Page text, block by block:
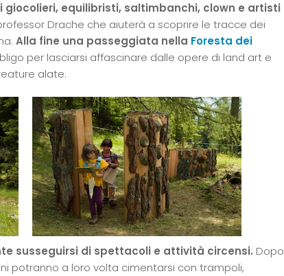
giocolieri, equilibristi, saltimbanchi, clown e artisti
Drache che aiuterà a scoprire le tracce dei
Alla fine una passeggiata nella Foresta dei
per lasciarsi affascinare dalle opere di land art e
alate.
susseguirsi di spettacoli e attività circensi. Dopo
potranno a loro volta cimentarsi con trampoli,